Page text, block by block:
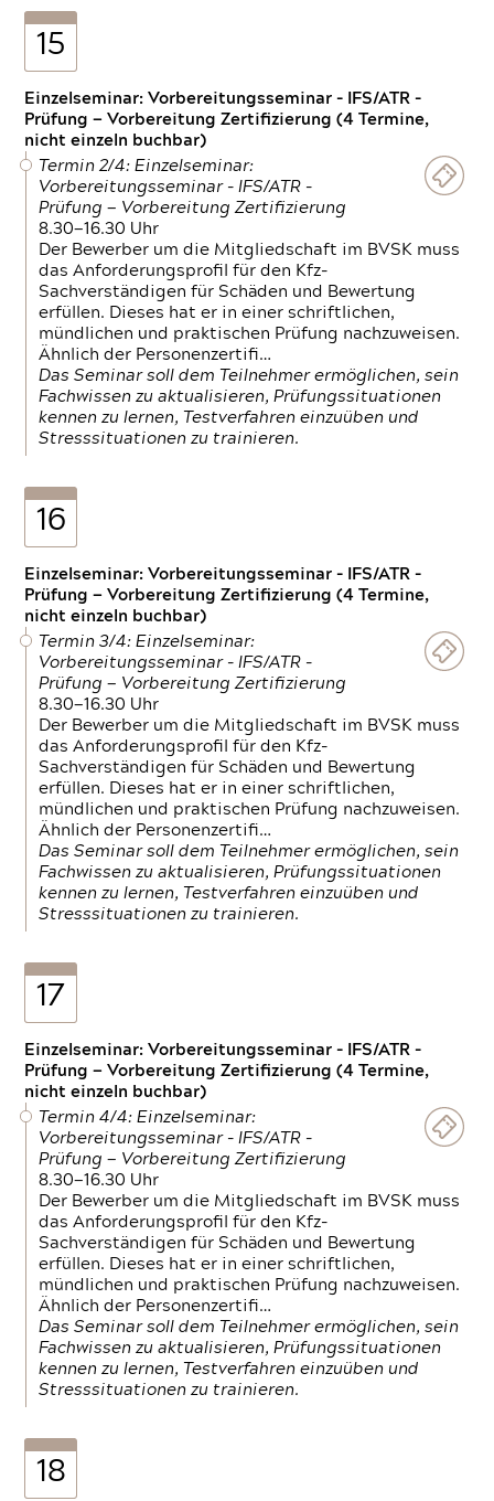
15
Einzelseminar: Vorbereitungsseminar - IFS/ATR -
Prüfung — Vorbereitung Zertifizierung (4 Termine,
nicht einzeln buchbar)
Termin 2/4: Einzelseminar:
Vorbereitungsseminar - IFS/ATR -
Prüfung — Vorbereitung Zertifizierung
8.30—16.30 Uhr
Der Bewerber um die Mitgliedschaft im BVSK muss
das Anforderungsprofil für den Kfz-
Sachverständigen für Schäden und Bewertung
erfüllen. Dieses hat er in einer schriftlichen,
mündlichen und praktischen Prüfung nachzuweisen.
Ähnlich der Personenzertifi…
Das Seminar soll dem Teilnehmer ermöglichen, sein
Fachwissen zu aktualisieren, Prüfungssituationen
kennen zu lernen, Testverfahren einzuüben und
Stresssituationen zu trainieren.
16
Einzelseminar: Vorbereitungsseminar - IFS/ATR -
Prüfung — Vorbereitung Zertifizierung (4 Termine,
nicht einzeln buchbar)
Termin 3/4: Einzelseminar:
Vorbereitungsseminar - IFS/ATR -
Prüfung — Vorbereitung Zertifizierung
8.30—16.30 Uhr
Der Bewerber um die Mitgliedschaft im BVSK muss
das Anforderungsprofil für den Kfz-
Sachverständigen für Schäden und Bewertung
erfüllen. Dieses hat er in einer schriftlichen,
mündlichen und praktischen Prüfung nachzuweisen.
Ähnlich der Personenzertifi…
Das Seminar soll dem Teilnehmer ermöglichen, sein
Fachwissen zu aktualisieren, Prüfungssituationen
kennen zu lernen, Testverfahren einzuüben und
Stresssituationen zu trainieren.
17
Einzelseminar: Vorbereitungsseminar - IFS/ATR -
Prüfung — Vorbereitung Zertifizierung (4 Termine,
nicht einzeln buchbar)
Termin 4/4: Einzelseminar:
Vorbereitungsseminar - IFS/ATR -
Prüfung — Vorbereitung Zertifizierung
8.30—16.30 Uhr
Der Bewerber um die Mitgliedschaft im BVSK muss
das Anforderungsprofil für den Kfz-
Sachverständigen für Schäden und Bewertung
erfüllen. Dieses hat er in einer schriftlichen,
mündlichen und praktischen Prüfung nachzuweisen.
Ähnlich der Personenzertifi…
Das Seminar soll dem Teilnehmer ermöglichen, sein
Fachwissen zu aktualisieren, Prüfungssituationen
kennen zu lernen, Testverfahren einzuüben und
Stresssituationen zu trainieren.
18